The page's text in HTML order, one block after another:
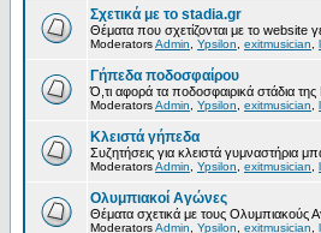
Σχετικά με το stadia.gr
Θέματα που σχετίζονται με το website
ModeratorsAdmin Ypsilon exitmusician
Γήπεδα ποδοσφαίρου
Ό,τι αφορά τα ποδοσφαιρικά στάδια
ModeratorsAdmin Ypsilon exitmusician
Κλειστά γήπεδα
Συζητήσεις για κλειστά γυμναστήρια
ModeratorsAdmin Ypsilon exitmusician
Ολυμπιακοί Αγώνες
Θέματα σχετικά με τους Ολυμπιακούς
ModeratorsAdmin Ypsilon exitmusician